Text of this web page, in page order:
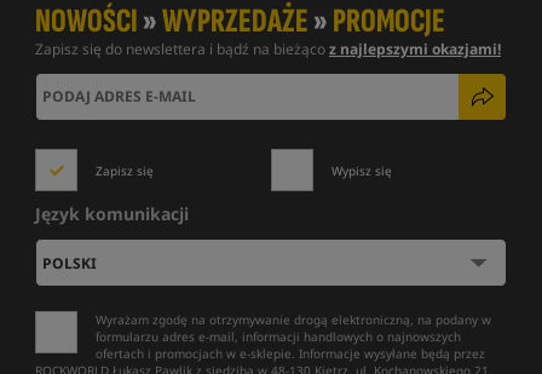
NOWOŚCI»WYPRZEDAŻE»PROMOCJE
Zapisz się do newslettera i bądź na bieżącoz najlepszymi okazjami!
Zapisz się Wypisz się
Język komunikacji
Wyrażam zgodę na otrzymywanie drogą elektroniczną, na podany w
formularzu adres e-mail, informacji handlowych o najnowszych
ofertach i promocjach w e-sklepie. Informacje wysyłane będą przez